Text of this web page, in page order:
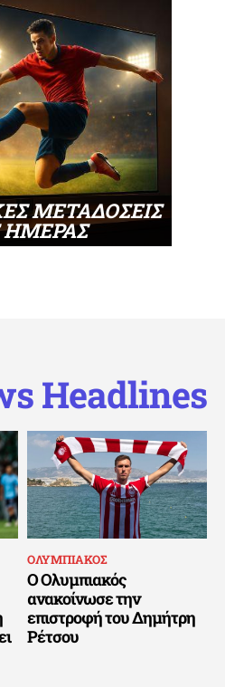
ΜΕΤΑΔΟΣΕΙΣ
ΗΜΕΡΑΣ
Headlines
ΟΛΥΜΠΙΑΚΟΣ
Ο Ολυμπιακός
ανακοίνωσε την
επιστροφή του Δημήτρη
Ρέτσου